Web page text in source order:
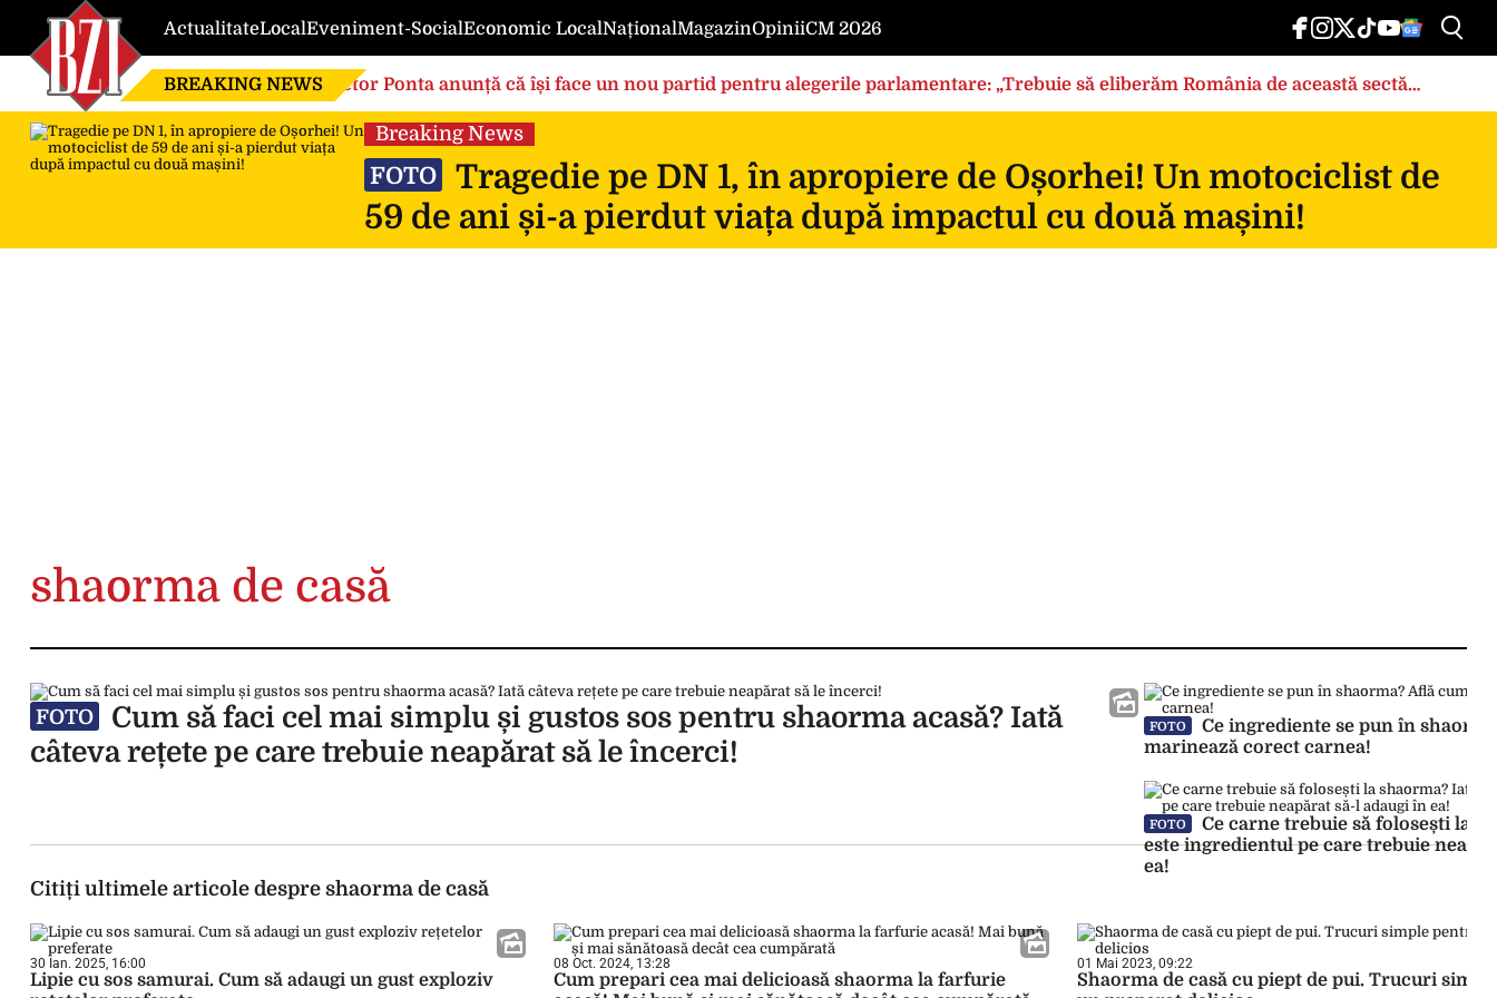
ActualitateLocalEveniment-SocialEconomic LocalNaționalMagazinOpiniiCM 2026
BREAKING NEWS Victor Ponta anunță că își face un nou partid pentru alegerile parlamentare: „Trebuie să eliberăm România de această sectă
globalistă”
Breaking News
FOTO
Tragedie pe DN 1, în apropiere de Oșorhei! Un motociclist de
59 de ani și-a pierdut viața după impactul cu două mașini!
shaorma de casă
FOTO
Cum să faci cel mai simplu și gustos sos pentru shaorma acasă? Iată
câteva rețete pe care trebuie neapărat să le încerci!
FOTO
Ce ingrediente se pun în
marinează corect carnea!
FOTO
Ce carne trebuie să folosești la
este ingredientul pe care trebuie
ea!
Citiți ultimele articole despre shaorma de casă
30 Ian. 2025, 16:00
Lipie cu sos samurai. Cum să adaugi un gust exploziv
08 Oct. 2024, 13:28
Cum prepari cea mai delicioasă shaorma la farfurie
01 Mai 2023, 09:22
Shaorma de casă cu piept de pui. Trucuri